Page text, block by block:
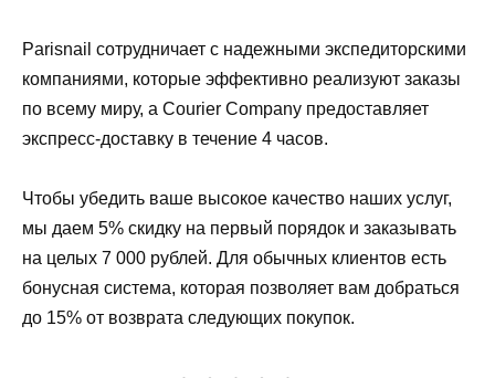
Parisnail сотрудничает с надежными экспедиторскими
компаниями, которые эффективно реализуют заказы
по всему миру, а Courier Company предоставляет
экспресс-доставку в течение 4 часов.
Чтобы убедить ваше высокое качество наших услуг,
мы даем 5% скидку на первый порядок и заказывать
на целых 7 000 рублей. Для обычных клиентов есть
бонусная система, которая позволяет вам добраться
до 15% от возврата следующих покупок.